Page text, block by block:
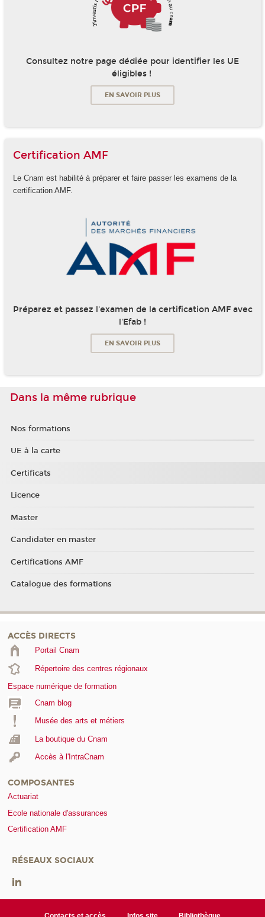
Consultez notre page dédiée pour identifier les UE
éligibles !
EN SAVOIR PLUS
Certification AMF
Le Cnam est habilité à préparer et faire passer les examens de la
certification AMF.
Préparez et passez l'examen de la certification AMF avec
l'Efab !
EN SAVOIR PLUS
Dans la même rubrique
Nos formations
UE à la carte
Certificats
Licence
Master
Candidater en master
Certifications AMF
Catalogue des formations
ACCÈS DIRECTS
Portail Cnam
Répertoire des centres régionaux
Espace numérique de formation
Cnam blog
Musée des arts et métiers
La boutique du Cnam
Accès à l'IntraCnam
COMPOSANTES
Actuariat
Ecole nationale d'assurances
Certification AMF
RÉSEAUX SOCIAUX